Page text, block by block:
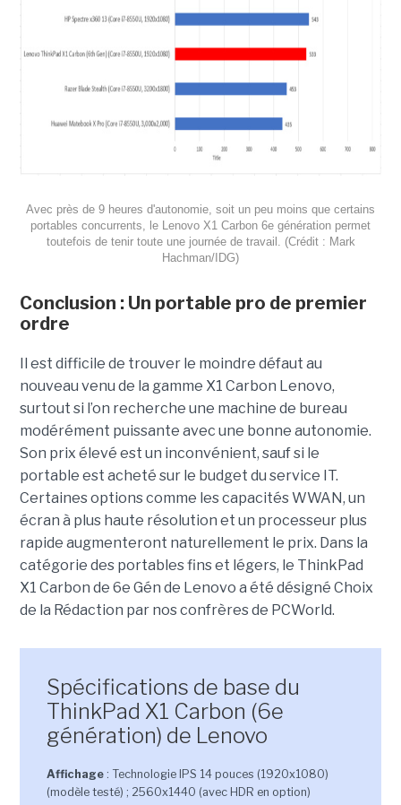
Avec près de 9 heures d'autonomie, soit un peu moins que certains
portables concurrents, le Lenovo X1 Carbon 6e génération permet
toutefois de tenir toute une journée de travail. (Crédit : Mark
Hachman/IDG)
Conclusion : Un portable pro de premier
ordre
Il est difficile de trouver le moindre défaut au
nouveau venu de la gamme X1 Carbon Lenovo,
surtout si l’on recherche une machine de bureau
modérément puissante avec une bonne autonomie.
Son prix élevé est un inconvénient, sauf si le
portable est acheté sur le budget du service IT.
Certaines options comme les capacités WWAN, un
écran à plus haute résolution et un processeur plus
rapide augmenteront naturellement le prix. Dans la
catégorie des portables fins et légers, le ThinkPad
X1 Carbon de 6e Gén de Lenovo a été désigné Choix
de la Rédaction par nos confrères de PCWorld.
Spécifications de base du
ThinkPad X1 Carbon (6e
génération) de Lenovo
Affichage: Technologie IPS 14 pouces (1920x1080)
(modèle testé) ; 2560x1440 (avec HDR en option)